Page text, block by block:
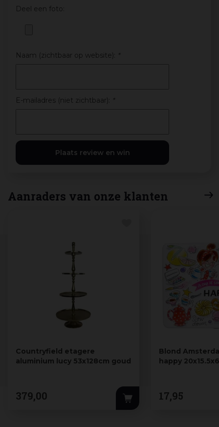
Deel een foto:
Naam (zichtbaar op website): *
E-mailadres (niet zichtbaar): *
Aanraders van onze klanten
Countryfield etagere
aluminium lucy 53x128cm goud
379,00
Blond
happy
17,95